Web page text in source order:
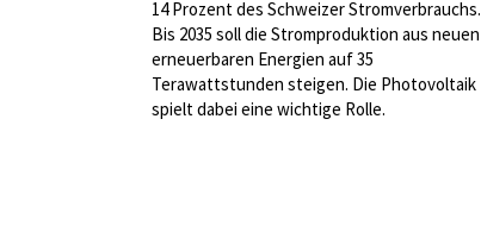
14 Prozent des Schweizer Stromverbrauchs.
Bis 2035 soll die Stromproduktion aus neuen
erneuerbaren Energien auf 35
Terawattstunden steigen. Die Photovoltaik
spielt dabei eine wichtige Rolle.